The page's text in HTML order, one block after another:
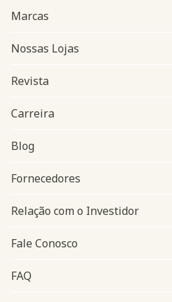
Navegação do rodapé
Marcas
Nossas Lojas
Revista
Carreira
Blog
Fornecedores
Relação com o Investidor
Fale Conosco
FAQ